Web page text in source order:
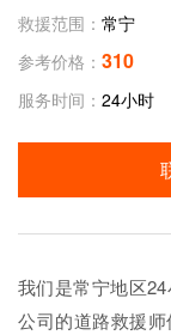
救援范围： 常宁
参考价格： 310
服务时间： 24小时
我们是常宁地区
公司的道路救援